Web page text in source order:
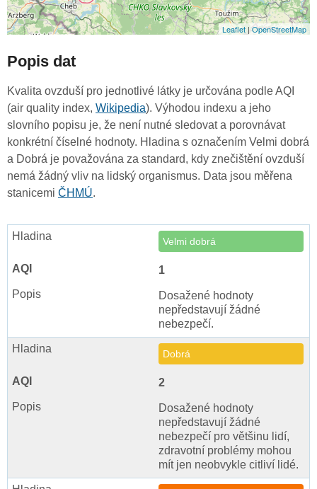
Leaflet |OpenStreetMap
Popis dat
Kvalita ovzduší pro jednotlivé látky je určována podle AQI
(air quality index, Wikipedia). Výhodou indexu a jeho
slovního popisu je, že není nutné sledovat a porovnávat
konkrétní číselné hodnoty. Hladina s označením Velmi dobrá
a Dobrá je považována za standard, kdy znečištění ovzduší
nemá žádný vliv na lidský organismus. Data jsou měřena
stanicemi ČHMÚ.
Velmi dobrá
1
Dosažené hodnoty
nepředstavují žádné
nebezpečí.
Dobrá
2
Dosažené hodnoty
nepředstavují žádné
nebezpečí pro většinu lidí,
zdravotní problémy mohou
mít jen neobvykle citliví lidé.